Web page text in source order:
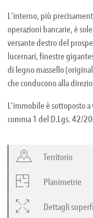
L’interno, più
operazioni bancarie, è
versante destro del
lucernari, finestre
di legno massello
che conducono alla
L’immobile è sottoposto
comma 1 del D.Lgs. 42/
Territorio
Planimetrie
Dettagli